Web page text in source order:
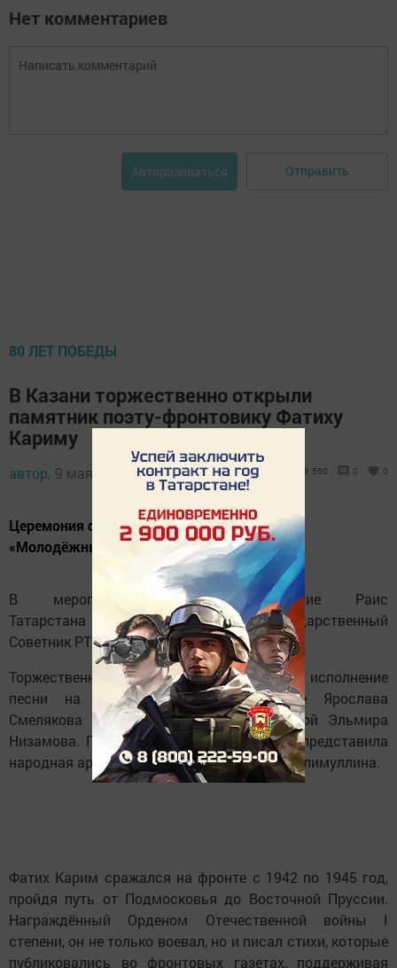
Нет комментариев
Авторизоваться Отправить
80 ЛЕТ ПОБЕДЫ
В Казани торжественно открыли
памятник поэту-фронтовику Фатиху
Кариму
автор, 9 мая 2025 - 14:16 560 0 0
Церемония открытия состоялась в сквере
«Молодёжный».
В мероприятии приняли участие Раис
Татарстана Рустам Минниханов и Государственный
Советник РТ Минтимер Шаймиев.
Торжественность моменту придало первое исполнение
песни на стихи Карима в переводе Ярослава
Смелякова и Веры Потаповой, с музыкой Эльмира
Низамова. Проникновенное произведение представила
народная артистка Татарстана Эльмира Калимуллина.
Фатих Карим сражался на фронте с 1942 по 1945 год,
пройдя путь от Подмосковья до Восточной Пруссии.
Награждённый Орденом Отечественной войны I
степени, он не только воевал, но и писал стихи, которые
публиковались во фронтовых газетах, поддерживая